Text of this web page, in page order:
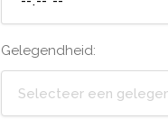
Gelegendheid:
Selecteer een